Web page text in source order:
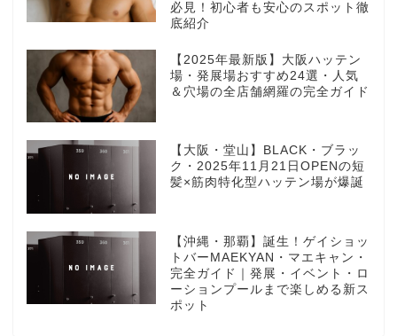
必見！初心者も安心のスポット徹
底紹介
【2025年最新版】大阪ハッテン
場・発展場おすすめ24選・人気
＆穴場の全店舗網羅の完全ガイド
【大阪・堂山】BLACK・ブラッ
ク・2025年11月21日OPENの短
髪×筋肉特化型ハッテン場が爆誕
【沖縄・那覇】誕生！ゲイショッ
トバーMAEKYAN・マエキャン・
完全ガイド｜発展・イベント・ロ
ーションプールまで楽しめる新ス
ポット